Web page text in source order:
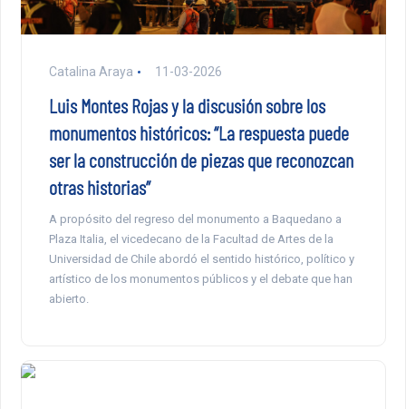
Catalina Araya 11-03-2026
Luis Montes Rojas y la discusión sobre los
monumentos históricos: “La respuesta puede
ser la construcción de piezas que reconozcan
otras historias”
A propósito del regreso del monumento a Baquedano a
Plaza Italia, el vicedecano de la Facultad de Artes de la
Universidad de Chile abordó el sentido histórico, político y
artístico de los monumentos públicos y el debate que han
abierto.